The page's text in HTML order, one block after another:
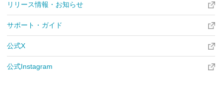
リリース情報・お知らせ
サポート・ガイド
公式X
公式Instagram